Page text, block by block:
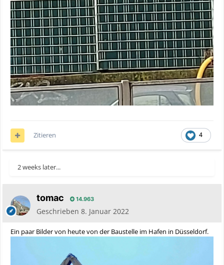
4
Zitieren
2 weeks later...
tomac 14.963
Geschrieben 8. Januar 2022
Ein paar Bilder von heute von der Baustelle im Hafen in Düsseldorf.